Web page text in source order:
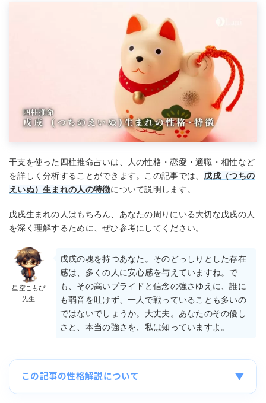
干支を使った四柱推命占いは、人の性格・恋愛・適職・相性など
を詳しく分析することができます。この記事では、 戊戌（つちの
えいぬ）生まれの人の特徴について説明します。
戊戌生まれの人はもちろん、あなたの周りにいる大切な戊戌の人
を深く理解するために、ぜひ参考にしてください。
星空こもぴ
先生
戊戌の魂を持つあなた。そのどっしりとした存在
感は、多くの人に安心感を与えていますね。で
も、その高いプライドと信念の強さゆえに、誰に
も弱音を吐けず、一人で戦っていることも多いの
ではないでしょうか。大丈夫。あなたのその優し
さと、本当の強さを、私は知っていますよ。
この記事の性格解説について ▼